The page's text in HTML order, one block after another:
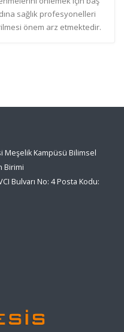
sağlık profesyonelleri
önem arz etmektedir.
Meşelik Kampüsü Bilimsel
Birimi
Bulvarı No: 4 Posta Kodu: